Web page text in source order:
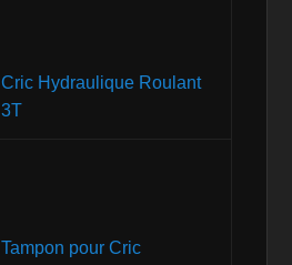
Cric Hydraulique Roulant
3T
Tampon pour Cric